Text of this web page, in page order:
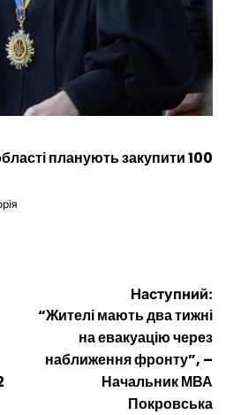
планують закупити 100
Наступний:
“Жителі мають два тижні
на евакуацію через
наближення фронту”, –
Начальник МВА
Покровська